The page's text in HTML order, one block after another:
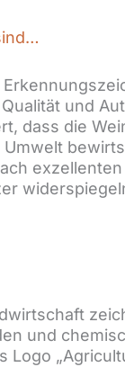
und
dass die
und
Logo